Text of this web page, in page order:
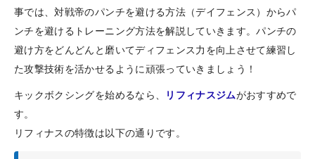
事では、対戦帝のパンチを避ける方法（デイフェンス）からパ
ンチを避けるトレーニング方法を解説していきます。パンチの
避け方をどんどんと磨いてディフェンス力を向上させて練習し
た攻撃技術を活かせるように頑張っていきましょう！
キックボクシングを始めるなら、 リフィナスジムがおすすめで
す。
リフィナスの特徴は以下の通りです。